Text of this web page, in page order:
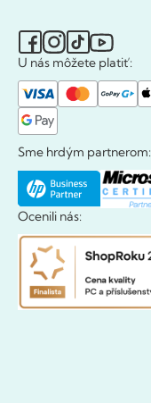
U nás môžete platiť:
Sme hrdým partnerom:
Ocenili nás: